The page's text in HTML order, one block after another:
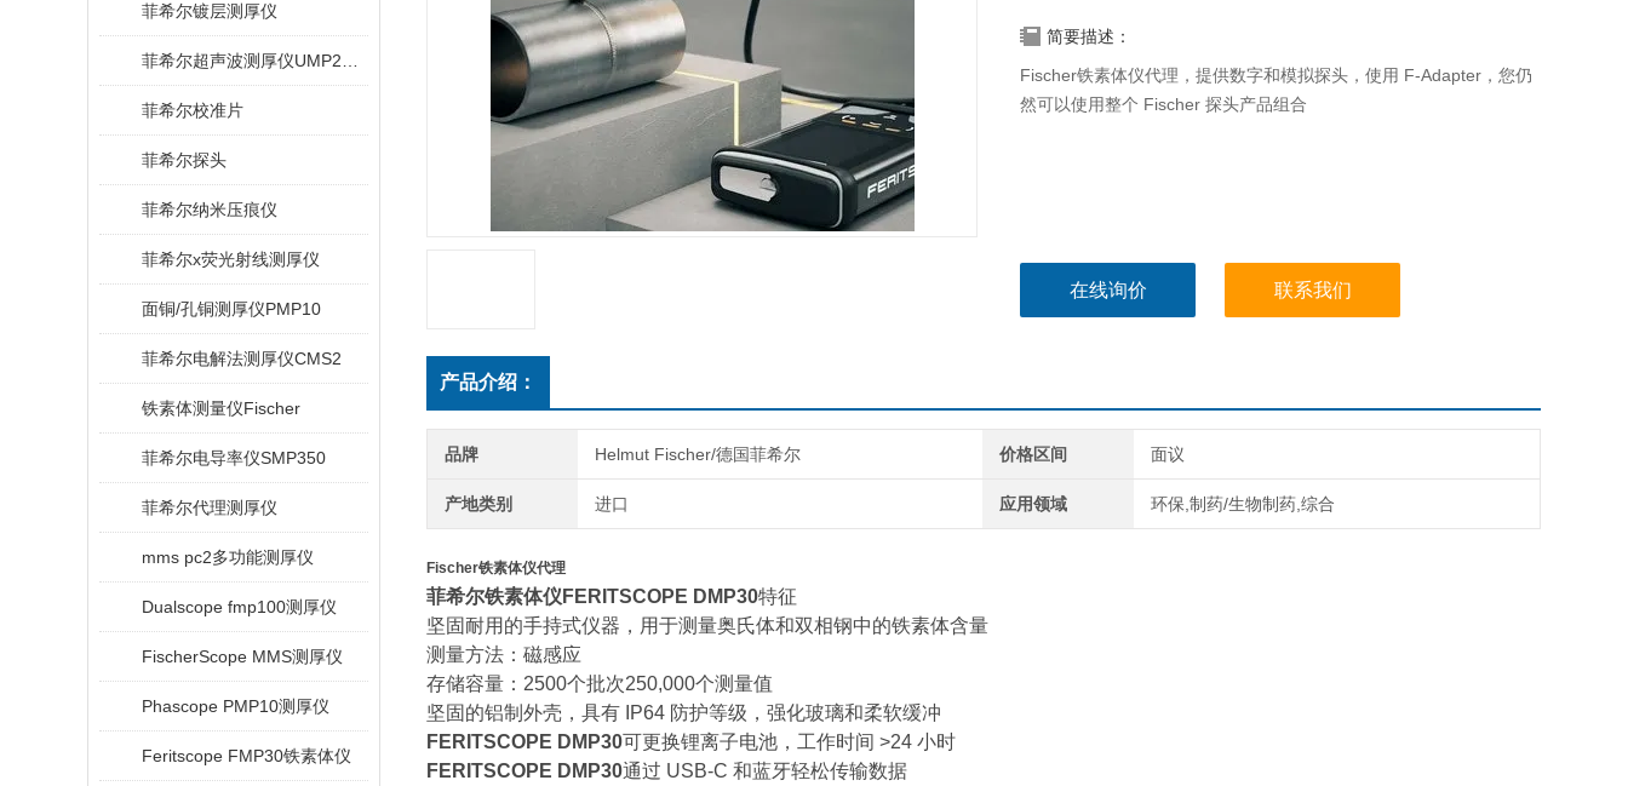
菲希尔镀层测厚仪
菲希尔校准片
菲希尔探头
菲希尔纳米压痕仪
菲希尔x荧光射线测厚仪
面铜/孔铜测厚仪PMP10
菲希尔电解法测厚仪CMS2
铁素体测量仪Fischer
菲希尔电导率仪SMP350
菲希尔代理测厚仪
mms pc2多功能测厚仪
Dualscope fmp100测厚仪
FischerScope MMS测厚仪
Phascope PMP10测厚仪
Feritscope FMP30铁素体仪
简要描述：
Fischer铁素体仪代理，提供数字和模拟探头，使用 F-Adapter，您仍
然可以使用整个 Fischer 探头产品组合
在线询价 联系我们
产品介绍：
品牌 Helmut Fischer/德国菲希尔 价格区间 面议
产地类别 进口 应用领域 环保,制药/生物制药,综合
Fischer铁素体仪代理
菲希尔铁素体仪FERITSCOPE DMP30特征
坚固耐用的手持式仪器，用于测量奥氏体和双相钢中的铁素体含量
测量方法：磁感应
存储容量：2500个批次250,000个测量值
坚固的铝制外壳，具有 IP64 防护等级，强化玻璃和柔软缓冲
FERITSCOPE DMP30可更换锂离子电池，工作时间 >24 小时
FERITSCOPE DMP30通过 USB-C 和蓝牙轻松传输数据